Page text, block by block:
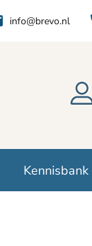
info@brevo.nl
Kennisbank